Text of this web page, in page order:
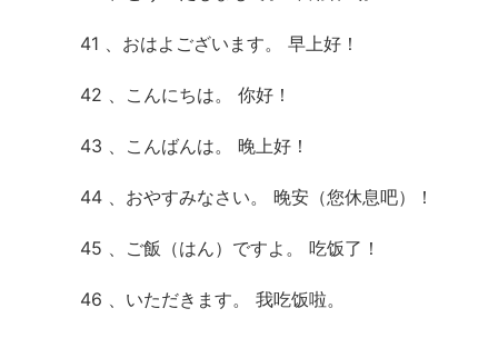
41 、おはよございます。 早上好！
42 、こんにちは。 你好！
43 、こんばんは。 晚上好！
44 、おやすみなさい。 晚安（您休息吧）！
45 、ご飯（はん）ですよ。 吃饭了！
46 、いただきます。 我吃饭啦。